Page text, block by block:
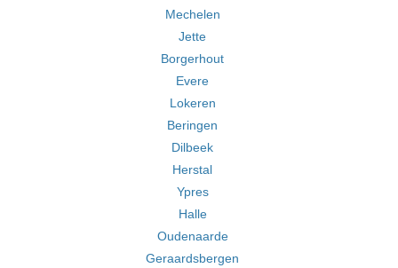
Mechelen
Jette
Borgerhout
Evere
Lokeren
Beringen
Dilbeek
Herstal
Ypres
Halle
Oudenaarde
Geraardsbergen